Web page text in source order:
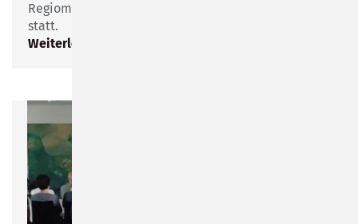
Regiomed Klinikum Sonneberg und der "Wolke 14"
statt.
Weiterlesen